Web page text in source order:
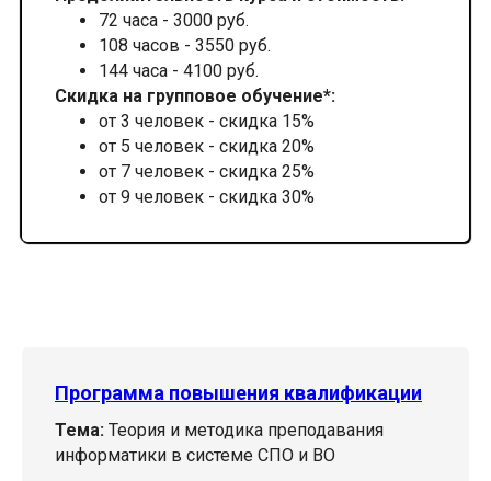
72 часа - 3000 руб.
108 часов - 3550 руб.
144 часа - 4100 руб.
Скидка на групповое обучение*:
от 3 человек - скидка 15%
от 5 человек - скидка 20%
от 7 человек - скидка 25%
от 9 человек - скидка 30%
Программа повышения квалификации
Тема: Теория и методика преподавания
информатики в системе СПО и ВО